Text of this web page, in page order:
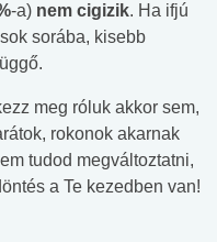
-a) nem cigizik. Ha ifjú
sorába, kisebb
meg róluk akkor sem,
rokonok akarnak
tudod megváltoztatni,
a Te kezedben van!